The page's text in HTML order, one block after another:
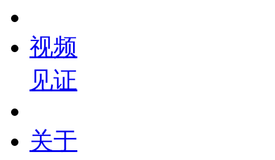
视频
见证
关于